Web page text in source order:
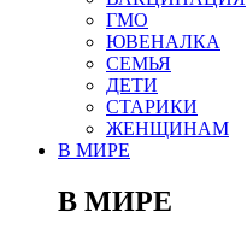
ГМО
ЮВЕНАЛКА
СЕМЬЯ
ДЕТИ
СТАРИКИ
ЖЕНЩИНАМ
В МИРЕ
В МИРЕ